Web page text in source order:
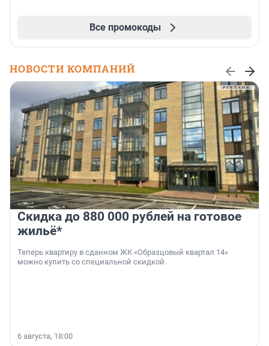
Все промокоды
НОВОСТИ КОМПАНИЙ
Скидка до 880 000 рублей на готовое
жильё*
Теперь квартиру в сданном ЖК «Образцовый квартал 14»
можно купить со специальной скидкой.
6 августа, 18:00